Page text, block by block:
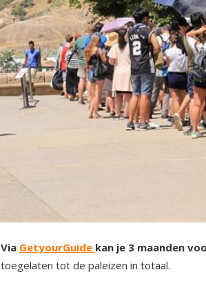
Via GetyourGuide kan je 3 maanden
toegelaten tot de paleizen in totaal.